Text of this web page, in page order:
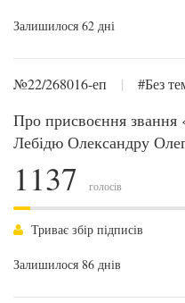
Залишилося 62 дні
№22/268016-еп | #Без
Про присвоєння звання
Лебідю Олександру
1137 голосів
Триває збір підписів
Залишилося 86 днів